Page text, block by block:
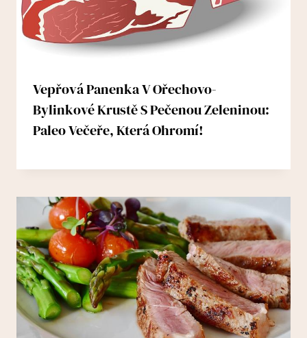
Vepřová Panenka V Ořechovo-
Bylinkové Krustě S Pečenou Zeleninou:
Paleo Večeře, Která Ohromí!